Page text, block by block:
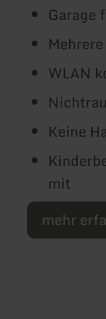
Garage
WLAN
Keine
mit
mehr